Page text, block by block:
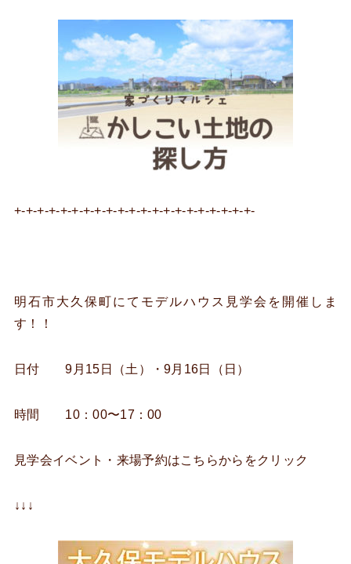
+-+-+-+-+-+-+-+-+-+-+-+-+-+-+-+-+-+-+-+-+-
明石市大久保町にてモデルハウス見学会を開催しま
す！！
日付 9月15日（土）・9月16日（日）
時間 10：00〜17：00
見学会イベント・来場予約はこちらからをクリック
↓↓↓